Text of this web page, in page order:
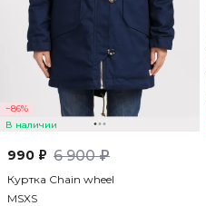
−86%
В наличии
990 ₽ 6 900 ₽
Куртка Chain wheel
MSXS